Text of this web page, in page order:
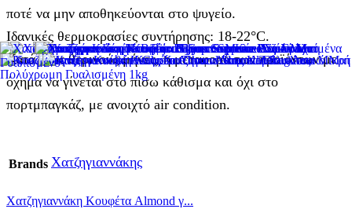
ποτέ να μην αποθηκεύονται στο ψυγείο.
Ιδανικές θερμοκρασίες συντήρησης: 18-22°C.
Κατά τους θερινούς μήνες, η μεταφορά των προϊόντων με
όχημα να γίνεται στο πίσω κάθισμα και όχι στο
πορτμπαγκάζ, με ανοιχτό air condition.
Brands Χατζηγιαννάκης
Χατζηγιαννάκη Κουφέτα Almond γ...